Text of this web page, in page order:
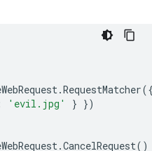
.RequestMatcher
'evil.jpg' } })
.CancelRequest()